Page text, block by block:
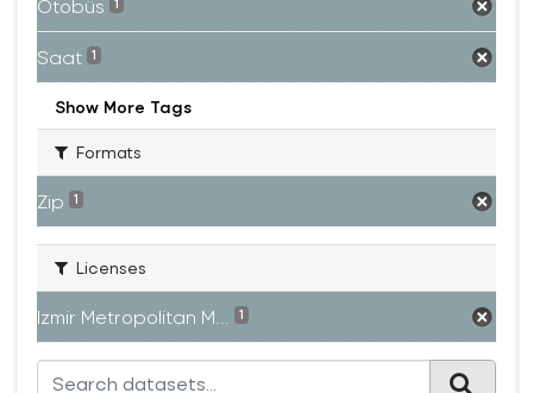
Otobüs 1
Saat 1
Show More Tags
Formats
Zip 1
Licenses
Izmir Metropolitan M... 1